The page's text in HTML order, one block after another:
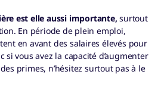
est elle aussi importante, surtout
En période de plein emploi,
en avant des salaires élevés pour
vous avez la capacité d’augmenter
primes, n’hésitez surtout pas à le